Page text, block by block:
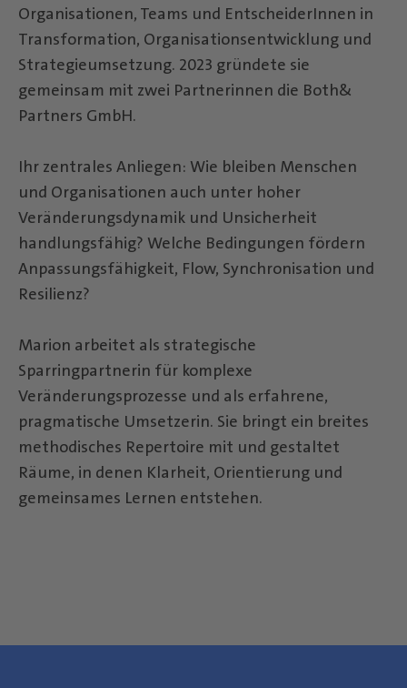
Organisationen, Teams und EntscheiderInnen in
Transformation, Organisationsentwicklung und
Strategieumsetzung. 2023 gründete sie
gemeinsam mit zwei Partnerinnen die Both&
Partners GmbH.
Ihr zentrales Anliegen: Wie bleiben Menschen
und Organisationen auch unter hoher
Veränderungsdynamik und Unsicherheit
handlungsfähig? Welche Bedingungen fördern
Anpassungsfähigkeit, Flow, Synchronisation und
Resilienz?
Marion arbeitet als strategische
Sparringpartnerin für komplexe
Veränderungsprozesse und als erfahrene,
pragmatische Umsetzerin. Sie bringt ein breites
methodisches Repertoire mit und gestaltet
Räume, in denen Klarheit, Orientierung und
gemeinsames Lernen entstehen.